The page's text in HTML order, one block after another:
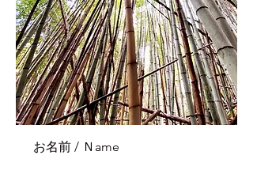
お名前 / Ｎame